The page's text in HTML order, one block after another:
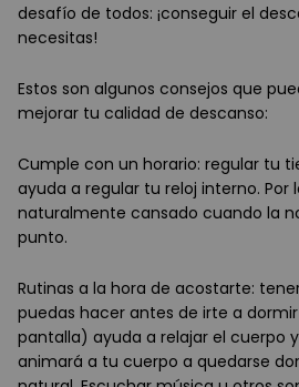
desafío de todos: ¡conseguir el
necesitas!
Estos son algunos consejos que
mejorar tu calidad de descanso:
Cumple con un horario: regular tu
ayuda a regular tu reloj interno.
naturalmente cansado cuando la
punto.
Rutinas a la hora de acostarte:
puedas hacer antes de irte a
pantalla) ayuda a relajar el cuerpo
animará a tu cuerpo a quedarse